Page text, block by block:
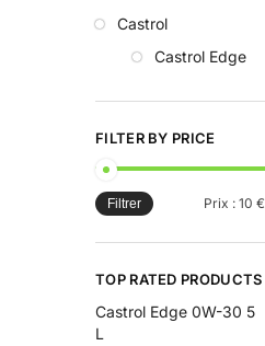
Castrol
Castrol Edge
FILTER BY PRICE
Filtrer Prix : 10 €
TOP RATED PRODUCTS
Castrol Edge 0W-30 5
L